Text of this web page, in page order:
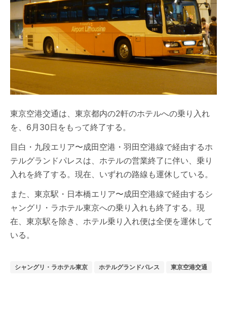
東京空港交通は、東京都内の2軒のホテルへの乗り入れ
を、6月30日をもって終了する。
目白・九段エリア〜成田空港・羽田空港線で経由するホ
テルグランドパレスは、ホテルの営業終了に伴い、乗り
入れを終了する。現在、いずれの路線も運休している。
また、東京駅・日本橋エリア〜成田空港線で経由するシ
ャングリ・ラホテル東京への乗り入れも終了する。現
在、東京駅を除き、ホテル乗り入れ便は全便を運休して
いる。
シャングリ・ラホテル東京 ホテルグランドパレス 東京空港交通